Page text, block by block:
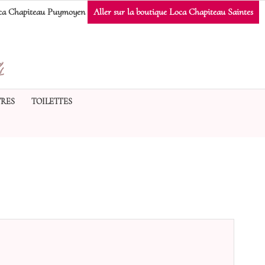
Chapiteau Puymoyen Aller sur la boutique Loca Chapiteau Saintes
TOILETTES